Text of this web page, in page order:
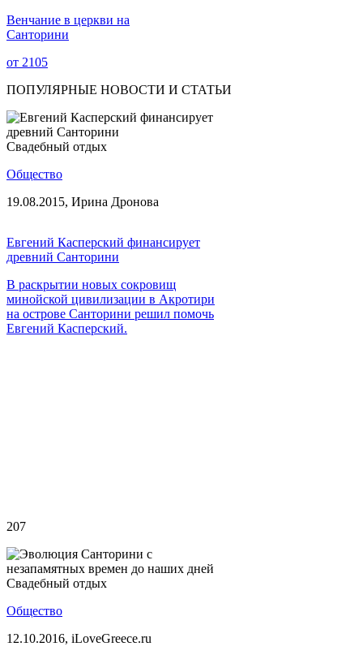
Венчание в церкви на
Санторини
от 2105
ПОПУЛЯРНЫЕ НОВОСТИ И СТАТЬИ
Свадебный отдых
Общество
19.08.2015, Ирина Дронова
Евгений Касперский финансирует
древний Санторини
В раскрытии новых сокровищ
минойской цивилизации в Акротири
на острове Санторини решил помочь
Евгений Касперский.
207
Свадебный отдых
Общество
12.10.2016, iLoveGreece.ru